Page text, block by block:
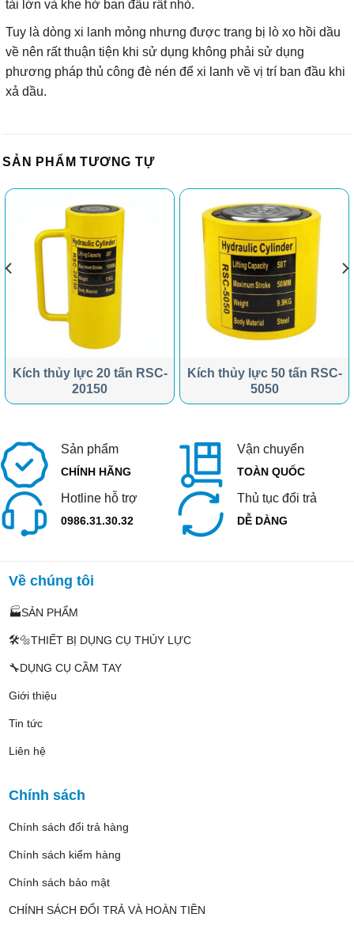
tải lớn và khe hở ban đầu rất nhỏ.
Tuy là dòng xi lanh mỏng nhưng được trang bị lò xo hồi dầu
về nên rất thuận tiện khi sử dụng không phải sử dụng
phương pháp thủ công đè nén để xi lanh về vị trí ban đầu khi
xả dầu.
SẢN PHẨM TƯƠNG TỰ
Kích thủy lực 20 tấn RSC-
20150
Kích thủy lực 50 tấn RSC-
5050
Sản phẩm
CHÍNH HÃNG
Vận chuyển
TOÀN QUỐC
Hotline hỗ trợ
0986.31.30.32
Thủ tục đổi trả
DỄ DÀNG
Về chúng tôi
🏭SẢN PHẨM
🛠️🔩THIẾT BỊ DỤNG CỤ THỦY LỰC
🔧DỤNG CỤ CẦM TAY
Giới thiệu
Tin tức
Liên hệ
Chính sách
Chính sách đổi trả hàng
Chính sách kiểm hàng
Chính sách bảo mật
CHÍNH SÁCH ĐỔI TRẢ VÀ HOÀN TIỀN